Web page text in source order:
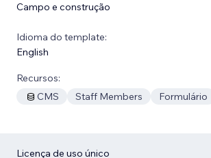
Campo e construção
Idioma do template:
English
Recursos:
CMS
Staff Members Formulário
Licença de uso único